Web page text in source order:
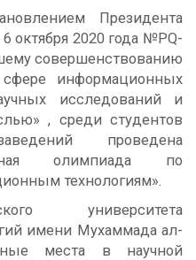
Президента
октября 2020 года №PQ-
совершенствованию
информационных
исследований и
, среди студентов
проведена
олимпиада по
технологиям».
университета
имени Мухаммада ал-
места в научной